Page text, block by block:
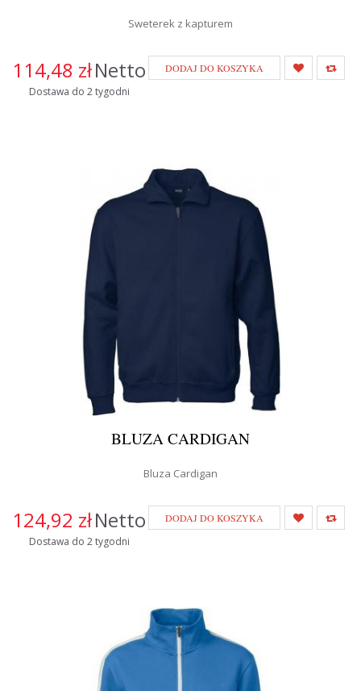
Sweterek z kapturem
114,48 złNetto
Dostawa do 2 tygodni
DODAJ DO KOSZYKA
BLUZA CARDIGAN
Bluza Cardigan
124,92 złNetto
Dostawa do 2 tygodni
DODAJ DO KOSZYKA